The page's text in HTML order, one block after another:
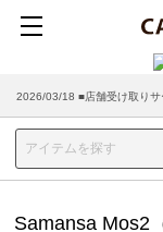
2026/08/04 ■8/13(木)AM2:00
2026/03/18 ■店舗受け取りサ
Samansa Mos2